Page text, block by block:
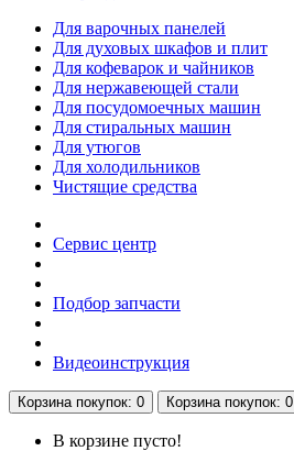
Для варочных панелей
Для духовых шкафов и плит
Для кофеварок и чайников
Для нержавеющей стали
Для посудомоечных машин
Для стиральных машин
Для утюгов
Для холодильников
Чистящие средства
Сервис центр
Подбор запчасти
Видеоинструкция
Корзинапокупок: 0 Корзинапокупок: 0
В корзине пусто!